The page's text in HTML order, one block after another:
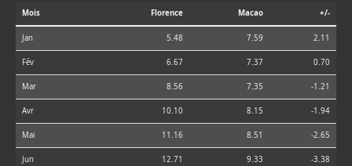
Mois Florence Macao +/-
Jan 5.48 7.59 2.11
Fév 6.67 7.37 0.70
Mar 8.56 7.35 -1.21
Avr 10.10 8.15 -1.94
Mai 11.16 8.51 -2.65
Jun 12.71 9.33 -3.38